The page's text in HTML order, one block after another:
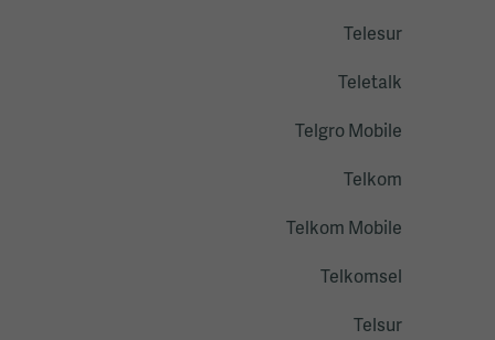
Telesur
Teletalk
Telgro Mobile
Telkom
Telkom Mobile
Telkomsel
Telsur